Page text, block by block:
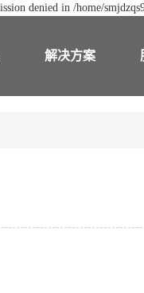
denied in /home/
解决方案